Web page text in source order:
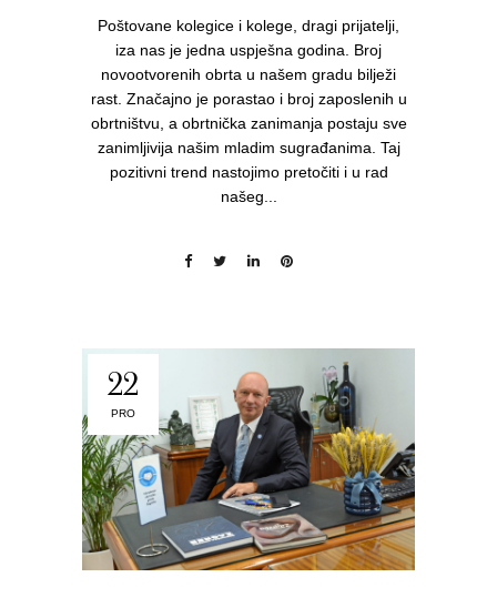
Poštovane kolegice i kolege, dragi prijatelji,
iza nas je jedna uspješna godina. Broj
novootvorenih obrta u našem gradu bilježi
rast. Značajno je porastao i broj zaposlenih u
obrtništvu, a obrtnička zanimanja postaju sve
zanimljivija našim mladim sugrađanima. Taj
pozitivni trend nastojimo pretočiti i u rad
našeg...
22
PRO